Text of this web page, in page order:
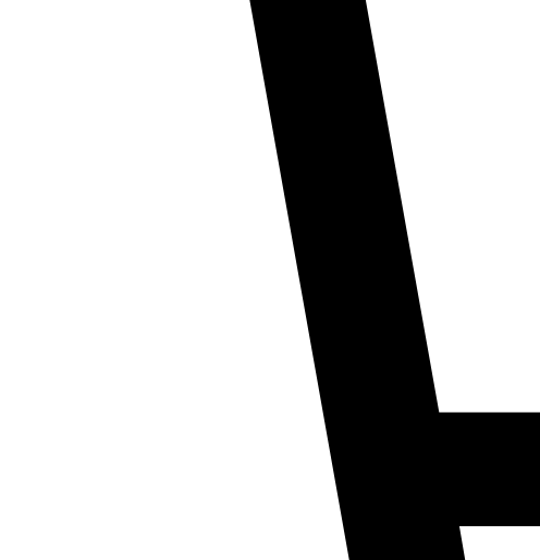
Italfrost (Италфрост)
Kaiser (Кайзер)
Klimasan (Климасан)
Leran (Леран)
LG (ЭлДжи)
Liebherr (Либхер)
Mitsubishi (Митсубиши)
Panasonic (Панасоник)
Polair (Полаир)
Polaris (Полярис)
Rainford (Рейнфорд)